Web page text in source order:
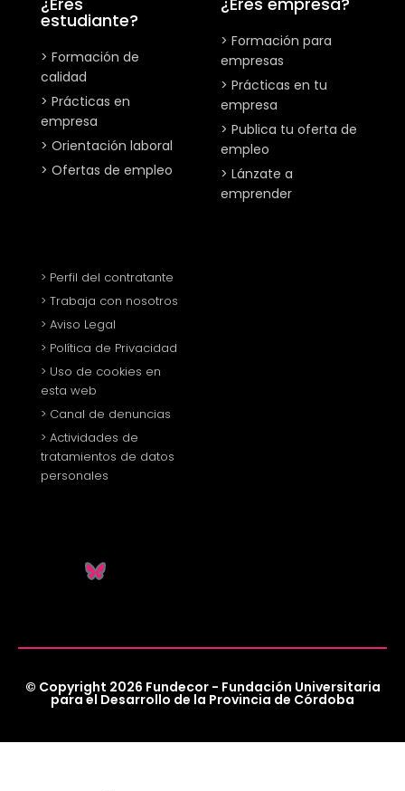
estudiante?
> Formación de
calidad
> Prácticas en
empresa
> Orientación laboral
> Ofertas de empleo
> Formación para
empresas
> Prácticas en tu
empresa
> Publica tu oferta de
empleo
> Lánzate a
emprender
> Perfil del contratante
> Trabaja con nosotros
> Aviso Legal
> Política de Privacidad
> Uso de cookies en
esta web
> Canal de denuncias
> Actividades de
tratamientos de datos
personales
© Copyright 2026 Fundecor - Fundación Universitaria
para el Desarrollo de la Provincia de Córdoba